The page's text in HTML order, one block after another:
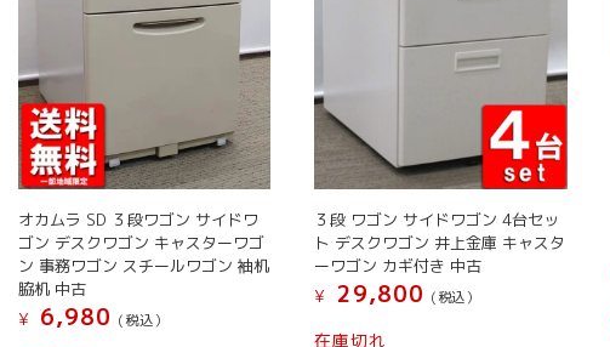
オカムラ SD ３段ワゴン サイドワ
ゴン デスクワゴン キャスターワゴ
ン 事務ワゴン スチールワゴン 袖机
脇机 中古
¥
6,980 (税込）
３段 ワゴン サイドワゴン 4台セッ
ト デスクワゴン 井上金庫 キャスタ
ーワゴン カギ付き 中古
¥
29,800 (税込）
在庫切れ